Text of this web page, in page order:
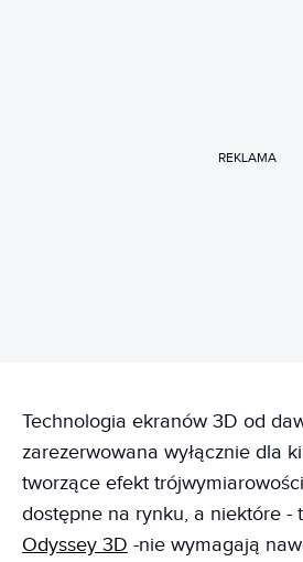
REKLAMA
Technologia ekranów 3D od
zarezerwowana wyłącznie dla
tworzące efekt
dostępne na rynku, a niektóre -
Odyssey 3D -nie wymagają